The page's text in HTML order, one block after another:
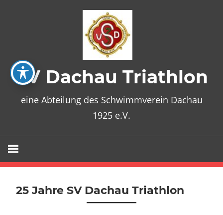
SV Dachau Triathlon
eine Abteilung des Schwimmverein Dachau
1925 e.V.
25 Jahre SV Dachau Triathlon